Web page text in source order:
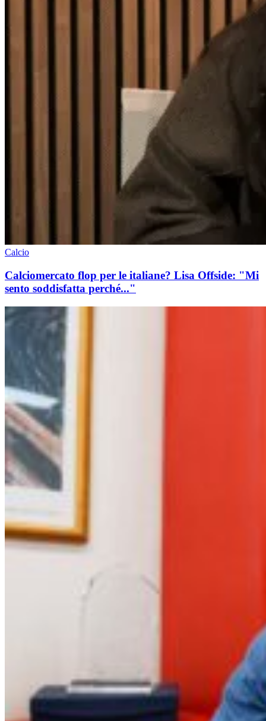
Calcio
Calciomercato flop per le italiane? Lisa Offside: "Mi
sento soddisfatta perché..."